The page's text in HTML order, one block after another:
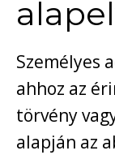
Személyes
ahhoz az
törvény
alapján az